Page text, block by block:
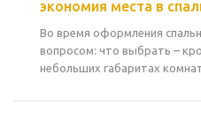
экономия места в
Во время оформления
вопросом: что выбрать –
небольших габаритах